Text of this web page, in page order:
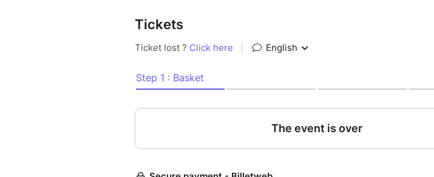
Vahe Dehbashi
Steven Chartrain
Riec Le Breton
Rafaël Cuttulic
Claire Lebeau
Mise en Scène : Stéphane Alvarez
Costumes : Vincent Dupeyron
Tickets